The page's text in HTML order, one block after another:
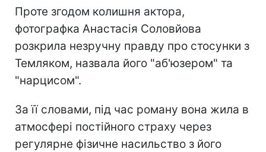
Проте згодом колишня актора,
фотографка Анастасія Соловйова
розкрила незручну правду про стосунки з
Темляком, назвала його "аб'юзером" та
"нарцисом".
За її словами, під час роману вона жила в
атмосфері постійного страху через
регулярне фізичне насильство з його